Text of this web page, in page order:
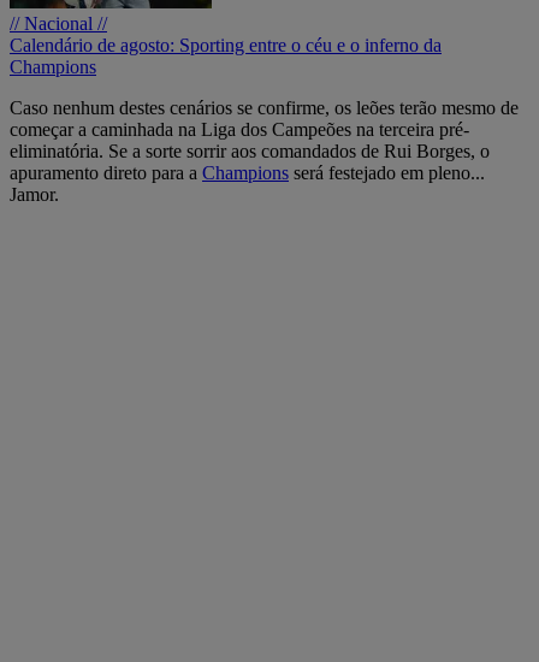
// Nacional //
Calendário de agosto: Sporting entre o céu e o inferno da
Champions
Caso nenhum destes cenários se confirme, os leões terão mesmo de
começar a caminhada na Liga dos Campeões na terceira pré-
eliminatória. Se a sorte sorrir aos comandados de Rui Borges, o
apuramento direto para a Champions será festejado em pleno...
Jamor.